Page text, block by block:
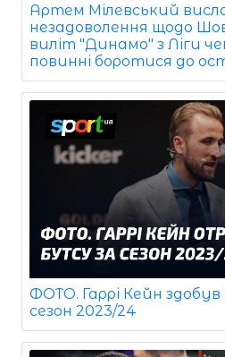
Артем Мілевський
незадоволення щодо
виліт "Динамо" з Ліги
повинні боротися до
ФОТО. Гаррі Кейн
сезон 2023/24